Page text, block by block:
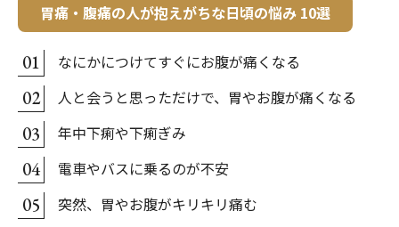
胃痛・腹痛の人が抱えがちな日頃の悩み 10選
01 なにかにつけてすぐにお腹が痛くなる
02 人と会うと思っただけで、胃やお腹が痛くなる
03 年中下痢や下痢ぎみ
04 電車やバスに乗るのが不安
05 突然、胃やお腹がキリキリ痛む